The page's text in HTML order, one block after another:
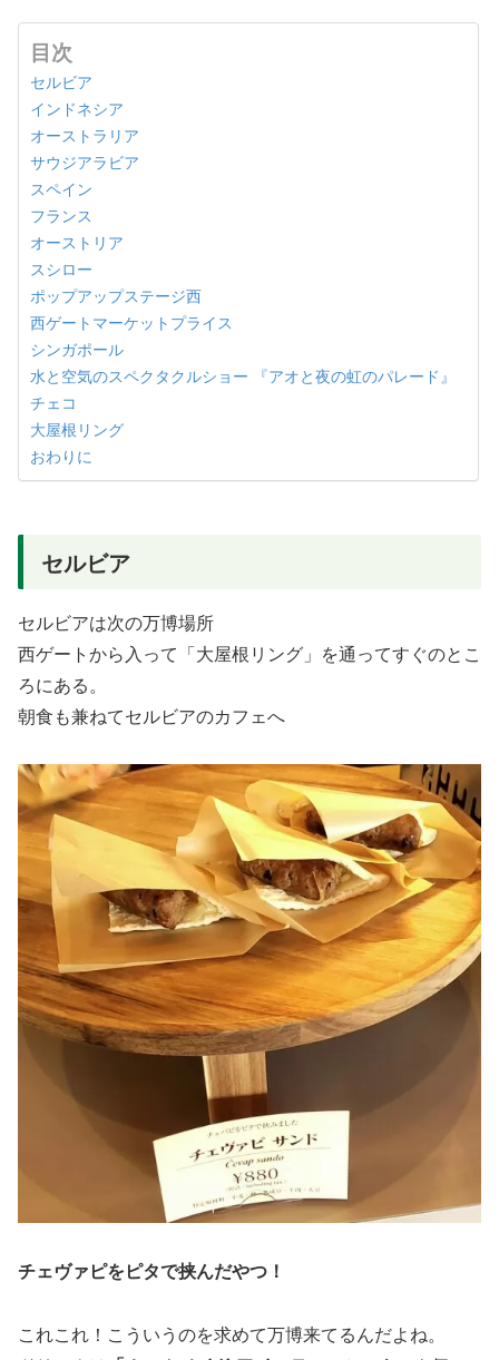
目次
セルビア
インドネシア
オーストラリア
サウジアラビア
スペイン
フランス
オーストリア
スシロー
ポップアップステージ西
西ゲートマーケットプライス
シンガポール
水と空気のスペクタクルショー 『アオと夜の虹のパレード』
チェコ
大屋根リング
おわりに
セルビア
セルビアは次の万博場所
西ゲートから入って「大屋根リング」を通ってすぐのとこ
ろにある。
朝食も兼ねてセルビアのカフェへ
チェヴァピをピタで挟んだやつ！
これこれ！こういうのを求めて万博来てるんだよね。